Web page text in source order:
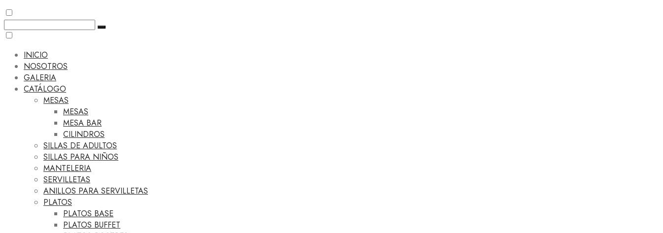
INICIO
NOSOTROS
GALERIA
CATÁLOGO
MESAS
MESAS
MESA BAR
CILINDROS
SILLAS DE ADULTOS
SILLAS PARA NIÑOS
MANTELERIA
SERVILLETAS
ANILLOS PARA SERVILLETAS
PLATOS
PLATOS BASE
PLATOS BUFFET